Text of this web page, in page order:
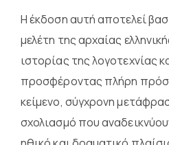
Η έκδοση αυτή αποτελεί
μελέτη της αρχαίας
ιστορίας της λογοτεχνίας
προσφέροντας πλήρη
κείμενο, σύγχρονη
σχολιασμό που